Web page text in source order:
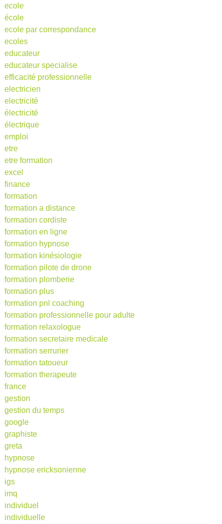
ecole
école
ecole par correspondance
ecoles
educateur
educateur specialise
efficacité professionnelle
electricien
electricité
électricité
électrique
emploi
etre
etre formation
excel
finance
formation
formation a distance
formation cordiste
formation en ligne
formation hypnose
formation kinésiologie
formation pilote de drone
formation plomberie
formation plus
formation pnl coaching
formation professionnelle pour adulte
formation relaxologue
formation secretaire medicale
formation serrurier
formation tatoueur
formation therapeute
france
gestion
gestion du temps
google
graphiste
greta
hypnose
hypnose ericksonienne
igs
imq
individuel
individuelle